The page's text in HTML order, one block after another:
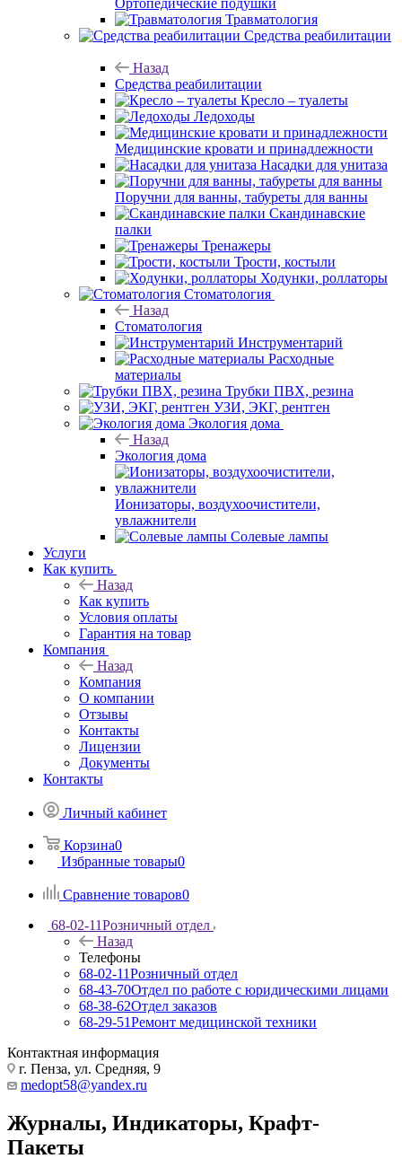
Ортопедические подушки
Травматология
Средства реабилитации
Назад
Средства реабилитации
Кресло – туалеты
Ледоходы
Медицинские кровати и принадлежности
Насадки для унитаза
Поручни для ванны, табуреты для ванны
Скандинавские
палки
Тренажеры
Трости, костыли
Ходунки, роллаторы
Стоматология
Назад
Стоматология
Инструментарий
Расходные
материалы
Трубки ПВХ, резина
УЗИ, ЭКГ, рентген
Экология дома
Назад
Экология дома
Ионизаторы, воздухоочистители,
увлажнители
Солевые лампы
Услуги
Как купить
Назад
Как купить
Условия оплаты
Гарантия на товар
Компания
Назад
Компания
О компании
Отзывы
Контакты
Лицензии
Документы
Контакты
Личный кабинет
Корзина0
Избранные товары0
Сравнение товаров0
68-02-11Розничный отдел
Назад
Телефоны
68-02-11Розничный отдел
68-43-70Отдел по работе с юридическими лицами
68-38-62Отдел заказов
68-29-51Ремонт медицинской техники
Контактная информация
г. Пенза, ул. Средняя, 9
medopt58@yandex.ru
Журналы, Индикаторы, Крафт-
Пакеты